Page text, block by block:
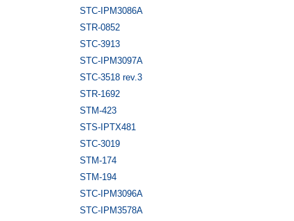
STC-IPM3086A
STR-0852
STC-3913
STC-IPM3097A
STC-3518 rev.3
STR-1692
STM-423
STS-IPTX481
STC-3019
STM-174
STM-194
STC-IPM3096A
STC-IPM3578A